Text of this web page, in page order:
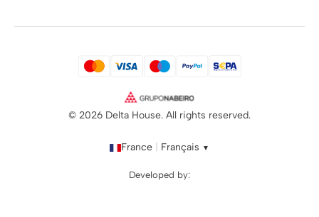
© 2026 Delta House. All rights reserved.
France Français ▼
Developed by: